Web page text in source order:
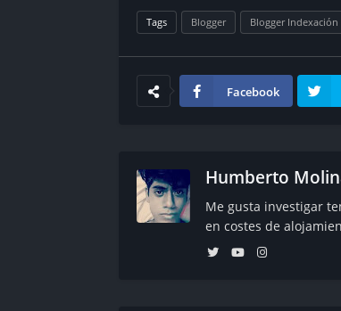
Tags Blogger Blogger Indexación
Facebook
Humberto
Me gusta investigar
en costes de